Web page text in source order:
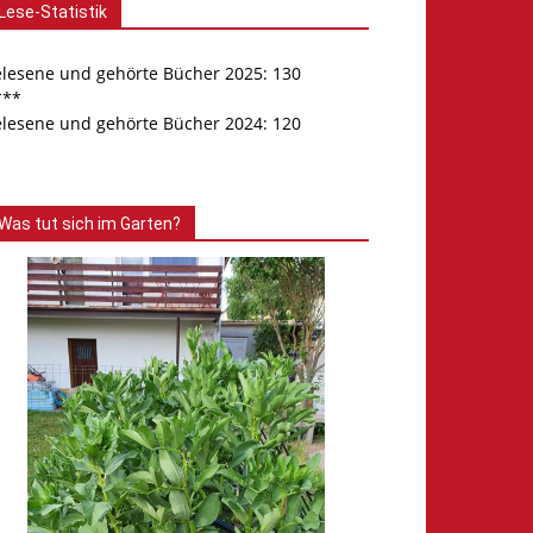
Lese-Statistik
und gehörte Bücher 2025: 130
und gehörte Bücher 2024: 120
tut sich im Garten?